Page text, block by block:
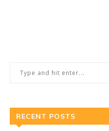
RECENT POSTS